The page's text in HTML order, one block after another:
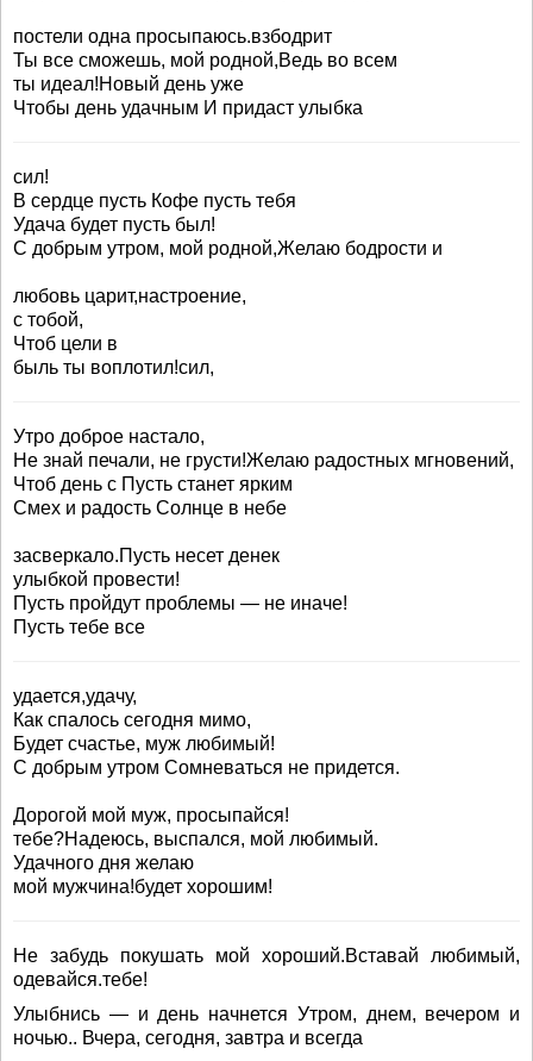
постели одна просыпаюсь.взбодрит
Ты все сможешь, мой родной,Ведь во всем
ты идеал!Новый день уже
Чтобы день удачным И придаст улыбка
сил!
В сердце пусть Кофе пусть тебя
Удача будет пусть был!
С добрым утром, мой родной,Желаю бодрости и
любовь царит,настроение,
с тобой,
Чтоб цели в
быль ты воплотил!сил,
Утро доброе настало,
Не знай печали, не грусти!Желаю радостных мгновений,
Чтоб день с Пусть станет ярким
Смех и радость Солнце в небе
засверкало.Пусть несет денек
улыбкой провести!
Пусть пройдут проблемы — не иначе!
Пусть тебе все
удается,удачу,
Как спалось сегодня мимо,
Будет счастье, муж любимый!
С добрым утром Сомневаться не придется.
Дорогой мой муж, просыпайся!
тебе?Надеюсь, выспался, мой любимый.
Удачного дня желаю
мой мужчина!будет хорошим!
Не забудь покушать мой хороший.Вставай любимый,
одевайся.тебе!
Улыбнись — и день начнется Утром, днем, вечером и
ночью.. Вчера, сегодня, завтра и всегда